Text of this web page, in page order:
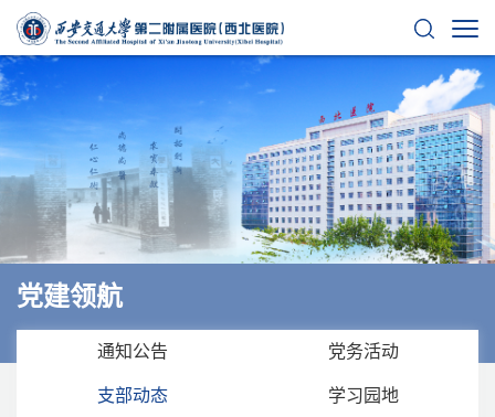
党建领航
通知公告 党务活动
支部动态 学习园地